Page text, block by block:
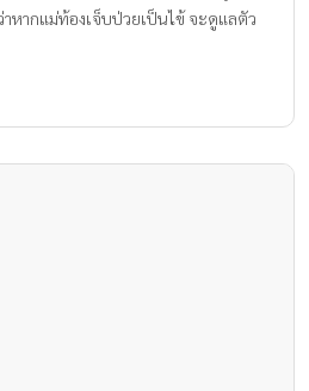
หากแม่ท้องเจ็บป่วยเป็นไข้ จะดูแลตัว